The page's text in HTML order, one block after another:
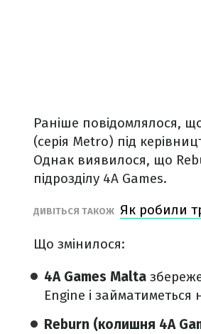
Раніше повідомлялося,
(серія Metro) під
Однак виявилося, що
підрозділу 4A Games.
ДИВІТЬСЯ ТАКОЖ Як робили
Що змінилося:
4A Games Malta
Engine і
Reburn (колишня 4A